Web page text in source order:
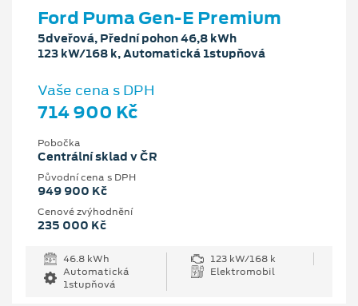
Ford Puma Gen-E Premium
5dveřová, Přední pohon 46,8 kWh
123 kW/168 k, Automatická 1stupňová
Vaše cena s DPH
714 900 Kč
Pobočka
Centrální sklad v ČR
Původní cena s DPH
949 900 Kč
Cenové zvýhodnění
235 000 Kč
46.8 kWh
123 kW/168 k
Automatická
1stupňová
Elektromobil